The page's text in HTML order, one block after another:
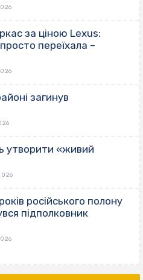
за ціною Lexus:
переїхала –
загинув
утворити «живий
російського полону
підполковник